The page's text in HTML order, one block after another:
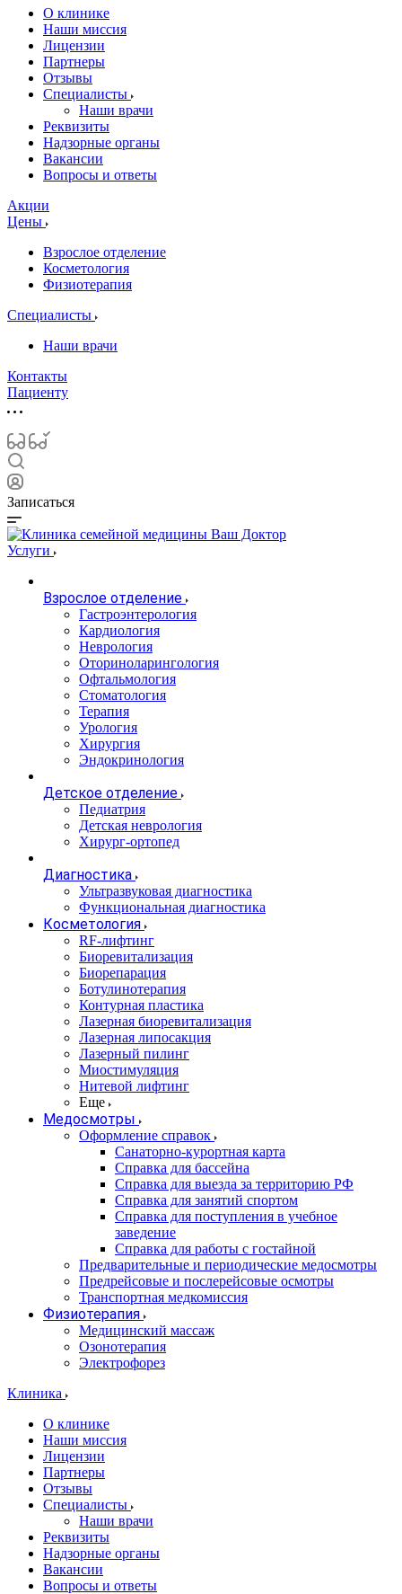
О клинике
Наши миссия
Лицензии
Партнеры
Отзывы
Специалисты
Наши врачи
Реквизиты
Надзорные органы
Вакансии
Вопросы и ответы
Акции
Цены
Взрослое отделение
Косметология
Физиотерапия
Специалисты
Наши врачи
Контакты
Пациенту
Записаться
Услуги
Взрослое отделение
Гастроэнтерология
Кардиология
Неврология
Оториноларингология
Офтальмология
Стоматология
Терапия
Урология
Хирургия
Эндокринология
Детское отделение
Педиатрия
Детская неврология
Хирург-ортопед
Диагностика
Ультразвуковая диагностика
Функциональная диагностика
Косметология
RF-лифтинг
Биоревитализация
Биорепарация
Ботулинотерапия
Контурная пластика
Лазерная биоревитализация
Лазерная липосакция
Лазерный пилинг
Миостимуляция
Нитевой лифтинг
Еще
Медосмотры
Оформление справок
Санаторно-курортная карта
Справка для бассейна
Справка для выезда за территорию РФ
Справка для занятий спортом
Справка для поступления в учебное
заведение
Справка для работы с гостайной
Предварительные и периодические медосмотры
Предрейсовые и послерейсовые осмотры
Транспортная медкомиссия
Физиотерапия
Медицинский массаж
Озонотерапия
Электрофорез
Клиника
О клинике
Наши миссия
Лицензии
Партнеры
Отзывы
Специалисты
Наши врачи
Реквизиты
Надзорные органы
Вакансии
Вопросы и ответы